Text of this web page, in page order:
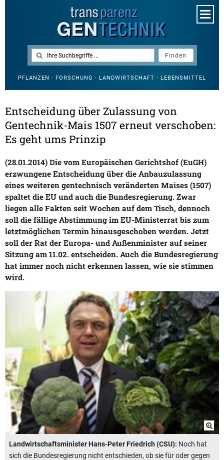
PFLANZEN · FORSCHUNG · LANDWIRTSCHAFT · LEBENSMITTEL
Entscheidung über Zulassung von
Gentechnik-Mais 1507 erneut verschoben:
Es geht ums Prinzip
(28.01.2014) Die vom Europäischen Gerichtshof (EuGH)
erzwungene Entscheidung über die Anbauzulassung
eines weiteren gentechnisch veränderten Maises (1507)
spaltet die EU und auch die Bundesregierung. Zwar
liegen alle Fakten seit Wochen auf dem Tisch, dennoch
soll die fällige Abstimmung im EU-Ministerrat bis zum
letztmöglichen Termin hinausgeschoben werden. Jetzt
soll der Rat der Europa- und Außenminister auf seiner
Sitzung am 11.02. entscheiden. Auch die Bundesregierung
hat immer noch nicht erkennen lassen, wie sie stimmen
wird.
Landwirtschaftsminister Hans-Peter Friedrich (CSU): Noch hat
sich die Bundesregierung nicht entschieden, ob sie für oder gegen